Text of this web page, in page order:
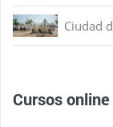
Ciudad
Cursos